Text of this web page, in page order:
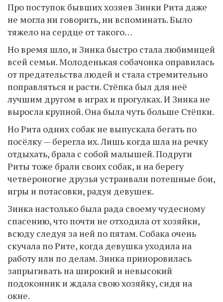
Про поступок бывших хозяев Зинки Рита даже
не могла ни говорить, ни вспоминать. Было
тяжело на сердце от такого…
Но время шло, и Зинка быстро стала любимицей
всей семьи. Молоденькая собачонка оправилась
от предательства людей и стала стремительно
поправляться и расти. Стёпка был для неё
лучшим другом в играх и прогулках. И Зинка не
выросла крупной. Она была чуть больше Стёпки.
Но Рита одних собак не выпускала бегать по
посёлку — берегла их. Лишь когда шла на речку
отдыхать, брала с собой малышей. Подруги
Риты тоже брали своих собак, и на берегу
четвероногие друзья устраивали потешные бои,
игры и потасовки, радуя девушек.
Зинка настолько была рада своему чудесному
спасению, что почти не отходила от хозяйки,
всюду следуя за ней по пятам. Собака очень
скучала по Рите, когда девушка уходила на
работу или по делам. Зинка приноровилась
запрыгивать на широкий и невысокий
подоконник и ждала свою хозяйку, сидя на
окне.